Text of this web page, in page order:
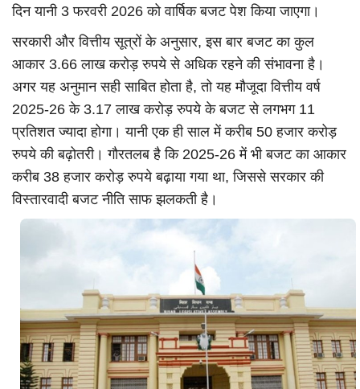
दिन यानी 3 फरवरी 2026 को वार्षिक बजट पेश किया जाएगा।
सरकारी और वित्तीय सूत्रों के अनुसार, इस बार बजट का कुल
आकार 3.66 लाख करोड़ रुपये से अधिक रहने की संभावना है।
अगर यह अनुमान सही साबित होता है, तो यह मौजूदा वित्तीय वर्ष
2025-26 के 3.17 लाख करोड़ रुपये के बजट से लगभग 11
प्रतिशत ज्यादा होगा। यानी एक ही साल में करीब 50 हजार करोड़
रुपये की बढ़ोतरी। गौरतलब है कि 2025-26 में भी बजट का आकार
करीब 38 हजार करोड़ रुपये बढ़ाया गया था, जिससे सरकार की
विस्तारवादी बजट नीति साफ झलकती है।